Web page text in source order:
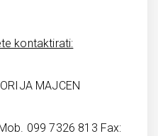
kontaktirati:
MAJCEN
099 7326 813 Fax: